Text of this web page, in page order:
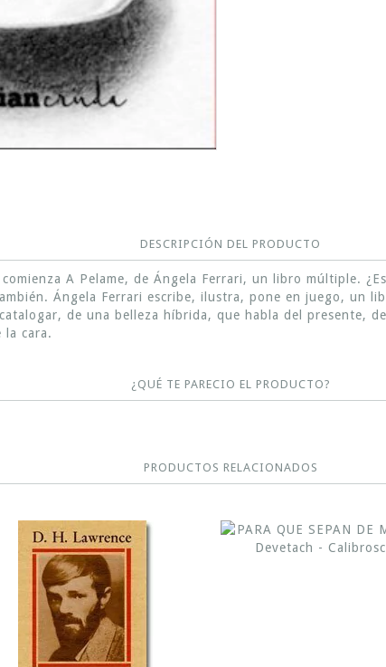
DESCRIPCIÓN DEL PRODUCTO
A Pelame, de Ángela Ferrari, un libro múltiple.
Ángela Ferrari escribe, ilustra, pone en juego, un
de una belleza híbrida, que habla del presente,
la cara.
¿QUÉ TE PARECIO EL PRODUCTO?
PRODUCTOS RELACIONADOS